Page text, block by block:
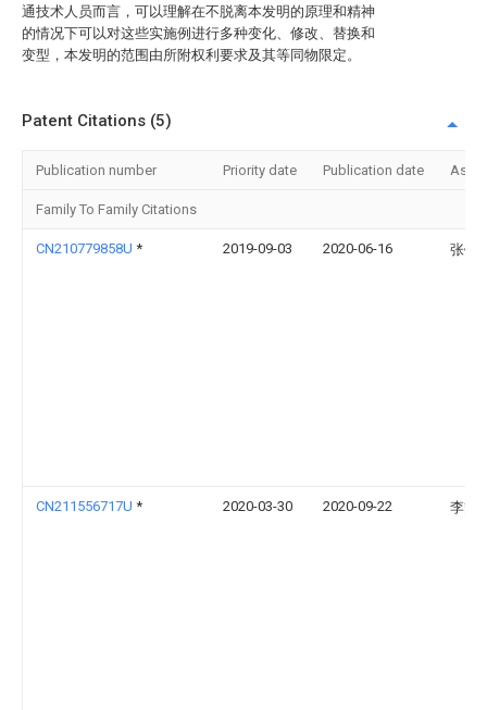
通技术人员而言，可以理解在不脱离本发明的原理和精神
的情况下可以对这些实施例进行多种变化、修改、替换和
变型，本发明的范围由所附权利要求及其等同物限定。
Patent Citations (5)
Publication number Priority date Publication date
Family To Family Citations
CN210779858U * 2019-09-03 2020-06-16 张钦
CN211556717U * 2020-03-30 2020-09-22 李喆